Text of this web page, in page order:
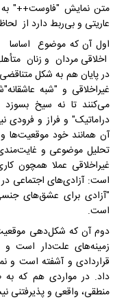
متن نمایش "فاوست++" به
عاریتی و بی‌ربط دارد از
اول آن که موضوع اساسا
اخلاقی مردان و زنان
در پایان هم به شکل
غیراخلاقی و "شبه
می‌کنند تا نه سیخ
دراماتیک" و فراز و
آن همانند خود موقعیت‌ها
تحلیل موضوعی و غایت‌مندی
غیراخلاقی عملا همچون
است: آزادی‌های اجتماعی
"آزادی برای عشق‌های
است.
دوم آن که شکل‌دهی
زمینه‌های علت‌دار است و
قراردادی و آشفته است و
داد. در مواردی هم که
منطقی، واقعی و پذیرفتنی